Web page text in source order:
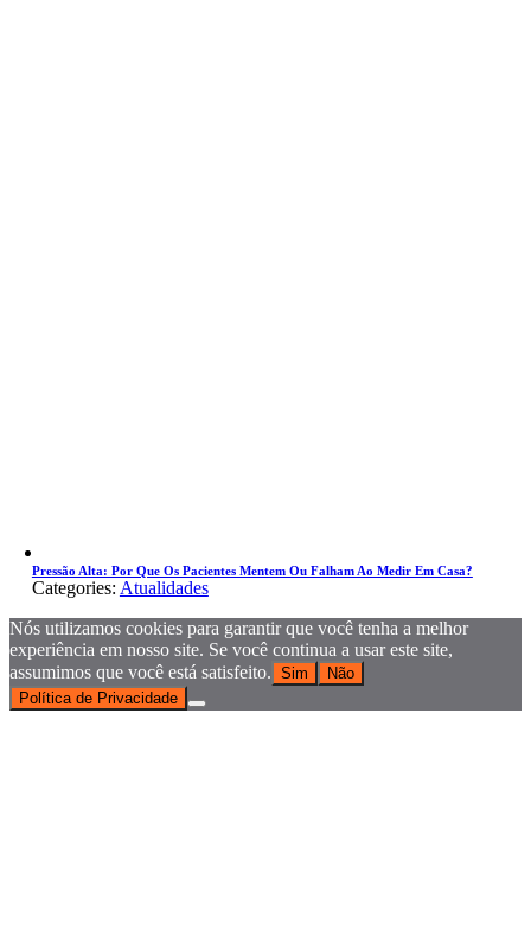
Pressão Alta: Por Que Os Pacientes Mentem Ou Falham Ao Medir Em Casa?
Categories: Atualidades
Nós utilizamos cookies para garantir que você tenha a melhor
experiência em nosso site. Se você continua a usar este site,
assumimos que você está satisfeito. Sim
Não
Política de Privacidade